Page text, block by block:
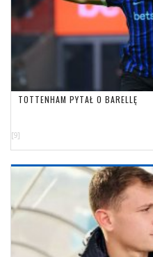
TOTTENHAM PYTAŁ O BARELLĘ
[9]